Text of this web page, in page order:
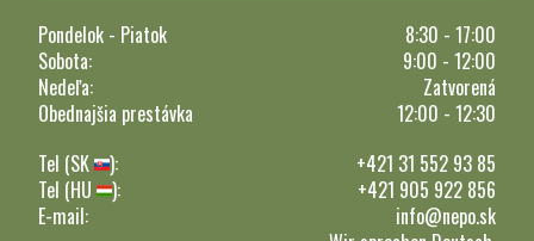
Pondelok - Piatok
8:30 - 17:00
Sobota:
9:00 - 12:00
Nedeľa:
Zatvorená
Obednajšia prestávka
12:00 - 12:30
Tel (SK
):
+421 31 552 93 85
Tel (HU
):
+421 905 922 856
E-mail:
info@nepo.sk